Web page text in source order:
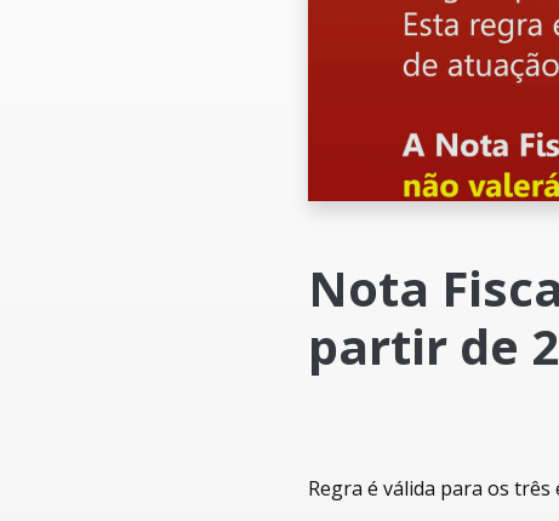
Nota
partir de
Regra é válida para os três